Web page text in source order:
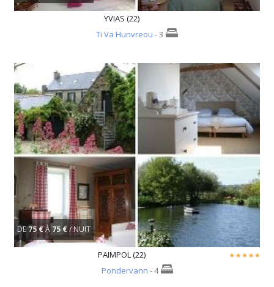
YVIAS (22)
Ti Va Hunvreou - 3
DE75 €À 75 €/ NUIT
PAIMPOL (22)
Pondervann - 4